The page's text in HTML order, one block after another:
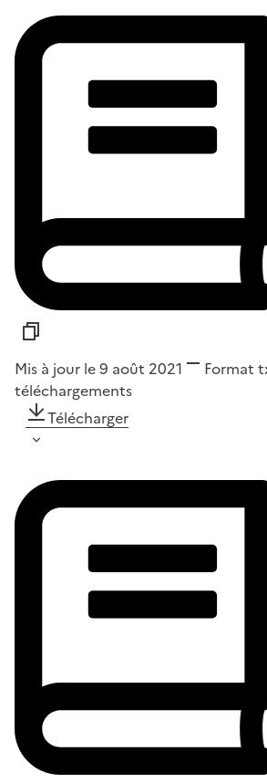
Mis à jour le 9 août 2021 Format
téléchargements
Télécharger